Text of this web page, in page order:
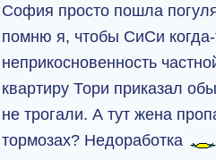
София просто пошла
помню я, чтобы СиСи
неприкосновенность
квартиру Тори приказал
не трогали. А тут жена
тормозах? Недоработка